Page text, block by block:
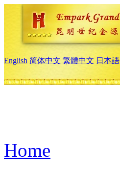
English 简体中文 繁體中文 日本語
Home